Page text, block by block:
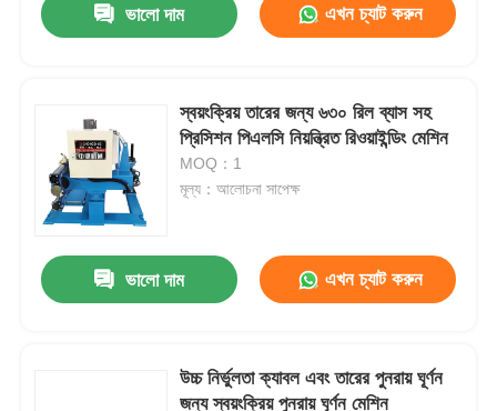
ভালো দাম এখন চ্যাট করুন
স্বয়ংক্রিয় তারের জন্য ৬৩০ রিল ব্যাস সহ
প্রিসিশন পিএলসি নিয়ন্ত্রিত রিওয়াইন্ডিং মেশিন
MOQ：1
মূল্য：আলোচনা সাপেক্ষ
ভালো দাম এখন চ্যাট করুন
উচ্চ নির্ভুলতা ক্যাবল এবং তারের পুনরায় ঘূর্ণন
জন্য স্বয়ংক্রিয় পুনরায় ঘূর্ণন মেশিন